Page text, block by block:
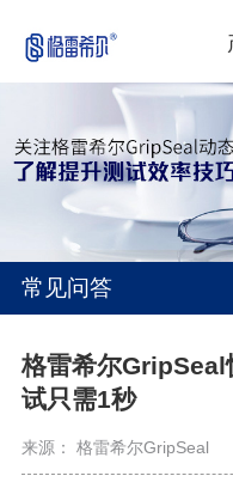
常见问答
格雷希尔GripSeal
试只需1秒
来源： 格雷希尔GripSeal